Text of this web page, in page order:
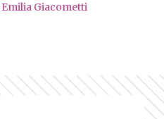
Emilia Giacometti